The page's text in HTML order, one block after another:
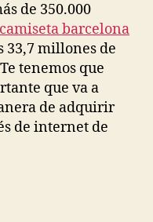
de 350.000
camiseta barcelona
33,7 millones de
tenemos que
que va a
de adquirir
de internet de